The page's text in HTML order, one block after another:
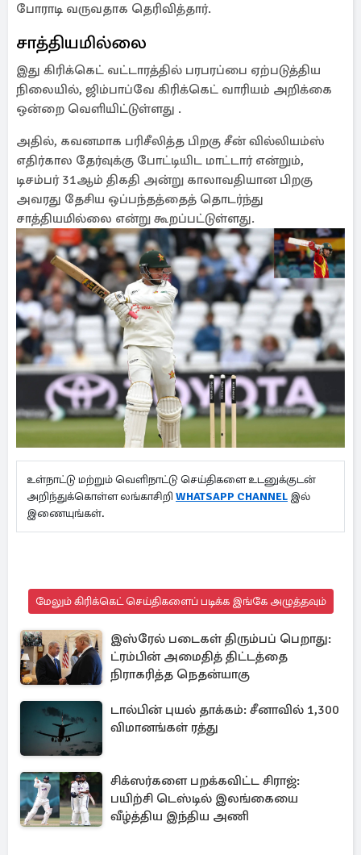
போராடி வருவதாக தெரிவித்தார்.
சாத்தியமில்லை
இது கிரிக்கெட் வட்டாரத்தில் பரபரப்பை ஏற்படுத்திய
நிலையில், ஜிம்பாப்வே கிரிக்கெட் வாரியம் அறிக்கை
ஒன்றை வெளியிட்டுள்ளது .
அதில், கவனமாக பரிசீலித்த பிறகு சீன் வில்லியம்ஸ்
எதிர்கால தேர்வுக்கு போட்டியிட மாட்டார் என்றும்,
டிசம்பர் 31ஆம் திகதி அன்று காலாவதியான பிறகு
அவரது தேசிய ஒப்பந்தத்தைத் தொடர்ந்து
சாத்தியமில்லை என்று கூறப்பட்டுள்ளது.
உள்நாட்டு மற்றும் வெளிநாட்டு செய்திகளை உடனுக்குடன்
அறிந்துக்கொள்ள லங்காசிறி WHATSAPP CHANNEL இல்
இணையுங்கள்.
மேலும் கிரிக்கெட் செய்திகளைப் படிக்க இங்கே அழுத்தவும்
இஸ்ரேல் படைகள் திரும்பப் பெறாது:
ட்ரம்பின் அமைதித் திட்டத்தை
நிராகரித்த நெதன்யாகு
டால்பின் புயல் தாக்கம்: சீனாவில் 1,300
விமானங்கள் ரத்து
சிக்ஸர்களை பறக்கவிட்ட சிராஜ்:
பயிற்சி டெஸ்டில் இலங்கையை
வீழ்த்திய இந்திய அணி